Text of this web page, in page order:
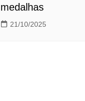
medalhas
21/10/2025